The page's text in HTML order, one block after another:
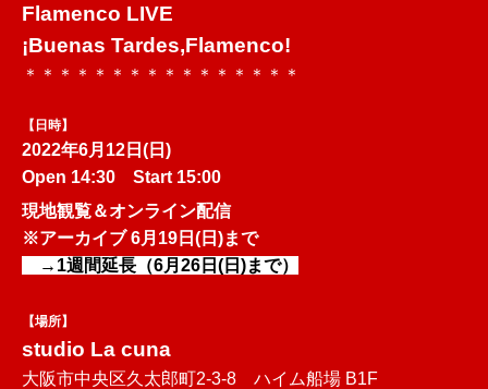
Flamenco LIVE
¡Buenas Tardes,Flamenco!
＊＊＊＊＊＊＊＊＊＊＊＊＊＊ ＊＊
【日時】
2022年6月12日(日)
Open 14:30 Start 15:00
現地観覧＆オンライン配信
※アーカイブ 6月19日(日)まで
→1週間延長（6月26日(日)まで）
【場所】
studio La cuna
大阪市中央区久太郎町2-3-8 ハイム船場 B1F